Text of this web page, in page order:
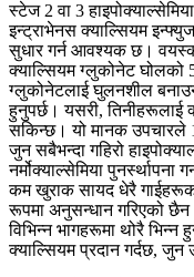
स्टेज 2 वा 3
इन्ट्राभेनस क्याल्सियम
सुधार गर्न आवश्यक छ। वयस्क
क्याल्सियम ग्लुकोनेट घोलको
ग्लुकोनेटलाई घुलनशील
हुनुपर्छ। यसरी, तिनीहरूलाई
सकिन्छ। यो मानक उपचारले
जुन सबैभन्दा गहिरो
नर्मोक्याल्सेमिया पुनर्स्थापना
कम खुराक सायद धेरै
रूपमा अनुसन्धान गरिएको
विभिन्न भागहरूमा थोरै
क्याल्सियम प्रदान गर्दछ, जुन